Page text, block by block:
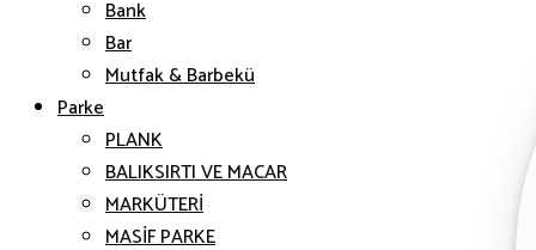
Bank
Bar
Mutfak & Barbekü
Parke
PLANK
BALIKSIRTI VE MACAR
MARKÜTERİ
MASİF PARKE